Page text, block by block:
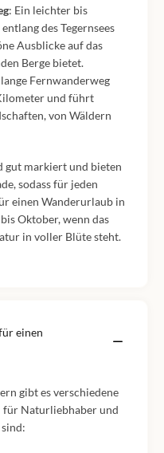
: Ein leichter bis
des Tegernsees
Ausblicke auf das
Berge bietet.
Fernwanderweg
und führt
von Wäldern
gut markiert und bieten
sodass für jeden
einen Wanderurlaub in
Oktober, wenn das
in voller Blüte steht.
einen
gibt es verschiedene
für Naturliebhaber und